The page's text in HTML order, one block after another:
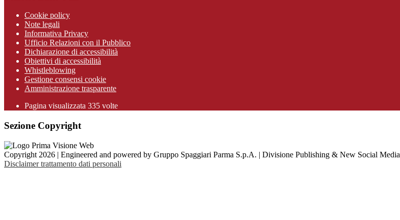
Cookie policy
Note legali
Informativa Privacy
Ufficio Relazioni con il Pubblico
Dichiarazione di accessibilità
Obiettivi di accessibilità
Whistleblowing
Gestione consensi cookie
Amministrazione trasparente
Pagina visualizzata 335 volte
Sezione Copyright
Copyright 2026 | Engineered and powered by Gruppo Spaggiari Parma S.p.A. | Divisione Publishing & New Social Media
Disclaimer trattamento dati personali